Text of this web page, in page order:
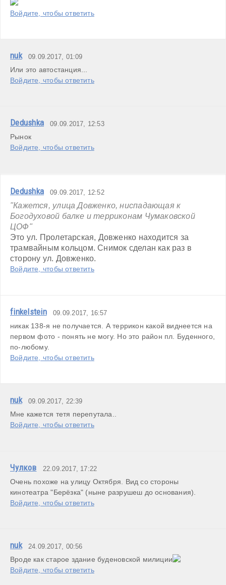
Войдите, чтобы ответить
nuk 09.09.2017, 01:09
Или это автостанция...
Войдите, чтобы ответить
Dedushka 09.09.2017, 12:53
Рынок
Войдите, чтобы ответить
Dedushka 09.09.2017, 12:52
"Кажется, улица Довженко, ниспадающая к
Богодуховой балке и терриконам Чумаковской
ЦОФ"
Это ул. Пролетарская, Довженко находится за
трамвайным кольцом. Снимок сделан как раз в
сторону ул. Довженко.
Войдите, чтобы ответить
finkelstein 09.09.2017, 16:57
никак 138-я не получается. А террикон какой виднеется на
первом фото - понять не могу. Но это район пл. Буденного,
по-любому.
Войдите, чтобы ответить
nuk 09.09.2017, 22:39
Мне кажется тетя перепутала..
Войдите, чтобы ответить
Чулков 22.09.2017, 17:22
Очень похоже на улицу Октября. Вид со стороны
Войдите, чтобы ответить
nuk 24.09.2017, 00:56
Вроде как старое здание буденовской милиции
Войдите, чтобы ответить